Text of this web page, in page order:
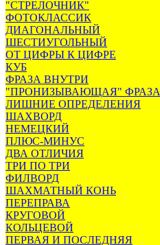
"СТРЕЛОЧНИК"
ФОТОКЛАССИК
ДИАГОНАЛЬНЫЙ
ШЕСТИУГОЛЬНЫЙ
ОТ ЦИФРЫ К ЦИФРЕ
КУБ
ФРАЗА ВНУТРИ
"ПРОНИЗЫВАЮЩАЯ" ФРАЗА
ЛИШНИЕ ОПРЕДЕЛЕНИЯ
ШАХВОРД
НЕМЕЦКИЙ
ПЛЮС-МИНУС
ДВА ОТЛИЧИЯ
ТРИ ПО ТРИ
ФИЛВОРД
ШАХМАТНЫЙ КОНЬ
ПЕРЕПРАВА
КРУГОВОЙ
КОЛЬЦЕВОЙ
ПЕРВАЯ И ПОСЛЕДНЯЯ